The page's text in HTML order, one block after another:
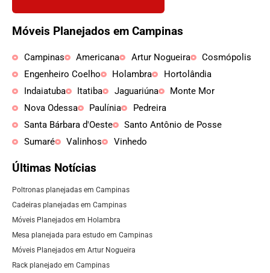
Móveis Planejados em Campinas
Campinas Americana Artur Nogueira
Cosmópolis
Engenheiro Coelho
Holambra
Hortolândia
Indaiatuba
Itatiba Jaguariúna
Monte Mor
Nova Odessa
Paulínia
Pedreira
Santa Bárbara d'Oeste
Santo Antônio de Posse
Sumaré
Valinhos Vinhedo
Últimas Notícias
Poltronas planejadas em Campinas
Cadeiras planejadas em Campinas
Móveis Planejados em Holambra
Mesa planejada para estudo em Campinas
Móveis Planejados em Artur Nogueira
Rack planejado em Campinas